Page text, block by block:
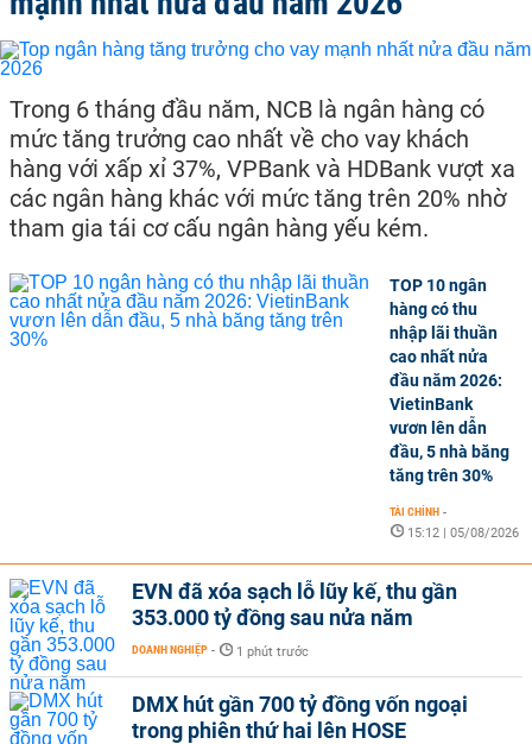
Trong 6 tháng đầu năm, NCB là ngân hàng có
mức tăng trưởng cao nhất về cho vay khách
hàng với xấp xỉ 37%, VPBank và HDBank vượt xa
các ngân hàng khác với mức tăng trên 20% nhờ
tham gia tái cơ cấu ngân hàng yếu kém.
TOP 10 ngân
hàng có thu
nhập lãi thuần
cao nhất nửa
đầu năm 2026:
VietinBank
vươn lên dẫn
đầu, 5 nhà băng
tăng trên 30%
TÀI CHÍNH -
15:12 | 05/08/2026
EVN đã xóa sạch lỗ lũy kế, thu gần
353.000 tỷ đồng sau nửa năm
DOANH NGHIỆP - 1 phút trước
DMX hút gần 700 tỷ đồng vốn ngoại
trong phiên thứ hai lên HOSE